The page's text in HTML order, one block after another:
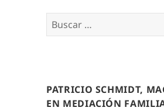
Buscar
por:
PATRICIO SCHMIDT,
EN MEDIACIÓN